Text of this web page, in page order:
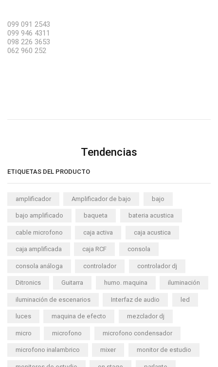
099 091 2543
099 946 4311
098 226 3653
062 960 252
Tendencias
ETIQUETAS DEL PRODUCTO
amplificador Amplificador de bajo bajo
bajo amplificado baqueta bateria acustica
cable microfono caja activa caja acustica
caja amplificada caja RCF consola
consola análoga controlador controlador dj
Ditronics Guitarra humo. maquina iluminación
iluminación de escenarios Interfaz de audio led
luces maquina de efecto mezclador dj
micro microfono microfono condensador
microfono inalambrico mixer monitor de estudio